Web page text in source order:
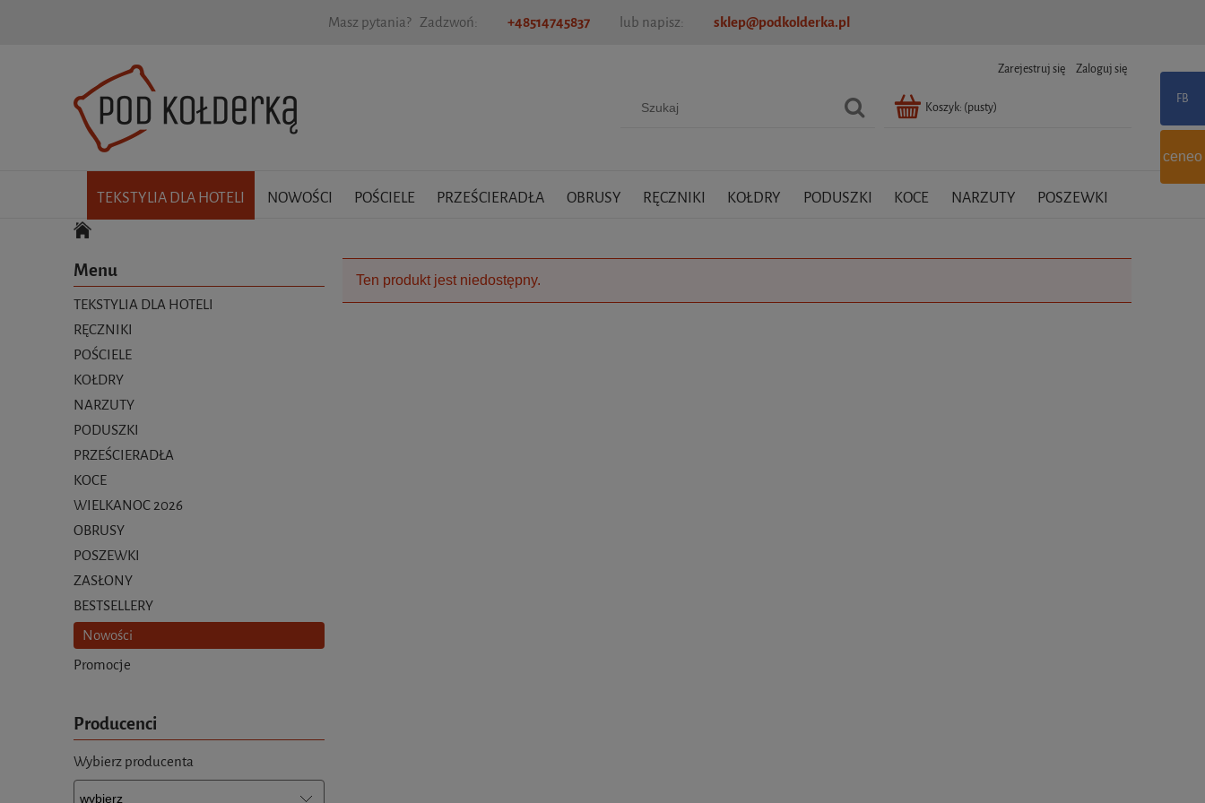
Masz pytania? Zadzwoń: +48514745837 lub napisz: sklep@podkolderka.pl
Zarejestruj się Zaloguj się
Koszyk: (pusty)
TEKSTYLIA DLA HOTELI NOWOŚCI POŚCIELE PRZEŚCIERADŁA OBRUSY RĘCZNIKI KOŁDRY PODUSZKI KOCE NARZUTY POSZEWKI
Menu
TEKSTYLIA DLA HOTELI
RĘCZNIKI
POŚCIELE
KOŁDRY
NARZUTY
PODUSZKI
PRZEŚCIERADŁA
KOCE
WIELKANOC 2026
OBRUSY
POSZEWKI
ZASŁONY
BESTSELLERY
Nowości
Promocje
Producenci
Wybierz producenta
Ten produkt jest niedostępny.
ceneo